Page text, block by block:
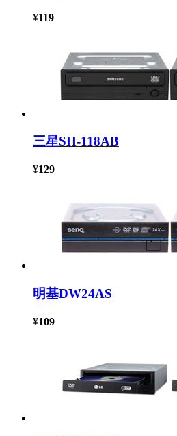
¥119
三星SH-118AB
¥129
明基DW24AS
¥109